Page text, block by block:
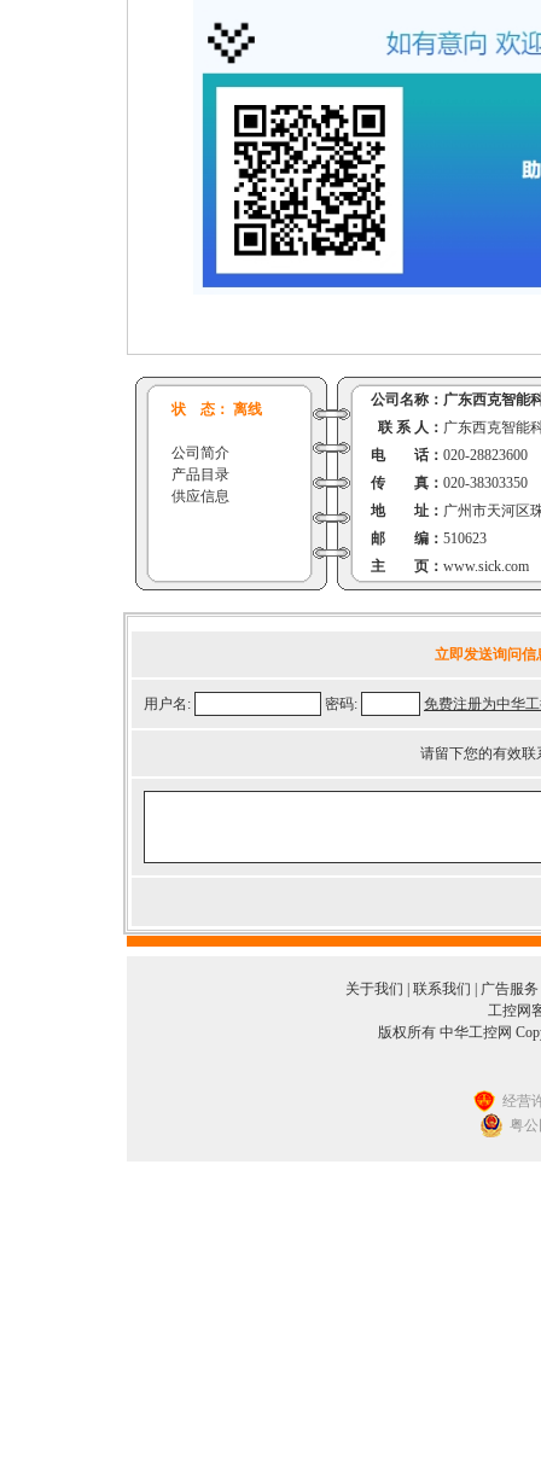
状 态： 离线
公司简介
产品目录
供应信息
公司名称： 广东西克智能
联 系 人： 广东西克智能
电 话： 020-28823600
传 真： 020-38303350
地 址： 广州市天河区
邮 编： 510623
主 页： www.sick.com
立即发送询问信
用户名: 密码: 免费注册为中华
请留下您的有效
关于我们 联系我们 广告服务
工控网
版权所有 中华工控网
经营
粤公